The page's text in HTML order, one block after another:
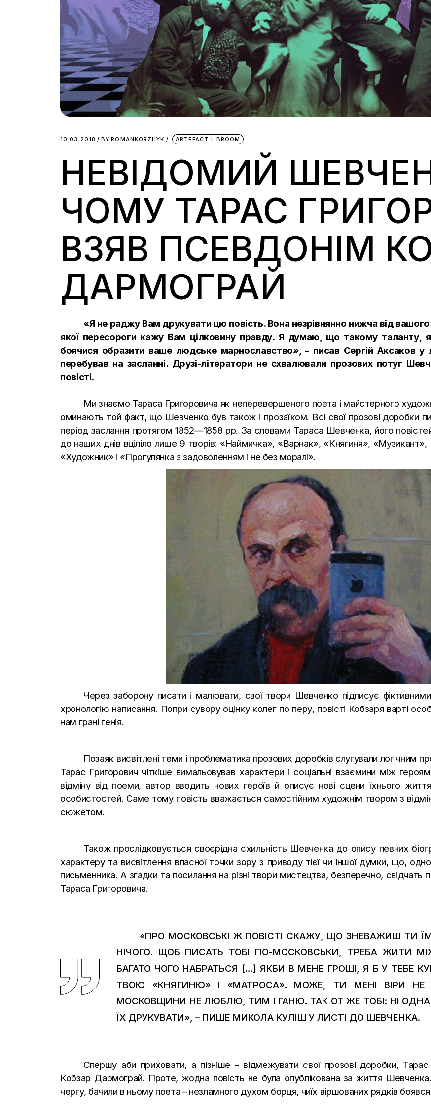
10.03.2018 BY ROMANKORZHYK ARTEFACT.LIBROOM
НЕВІДОМИЙ
ЧОМУ ТАРАС
ВЗЯВ ПСЕВДОНІМ
ДАРМОГРАЙ
«Я не раджу Вам друкувати цю повість. Вона незрівнянно нижча від
якої пересороги кажу Вам цілковину правду. Я думаю, що такому таланту,
боячися образити ваше людське марнославство», – писав Сергій Аксаков
перебував на засланні. Друзі-літератори не схвалювали прозових потуг
повісті.
Ми знаємо Тараса Григоровича як неперевершеного поета і майстерного
оминають той факт, що Шевченко був також і прозаїком. Всі свої прозові доробки
період заслання протягом 1852—1858 рр. За словами Тараса Шевченка, його
до наших днів вціліло лише 9 творів: «Наймичка», «Варнак», «Княгиня»,
«Художник» і «Прогулянка з задоволенням і не без моралі».
Через заборону писати і малювати, свої твори Шевченко підписує
хронологію написання. Попри сувору оцінку колег по перу, повісті Кобзаря варті
нам грані генія.
Позаяк висвітлені теми і проблематика прозових доробків слугували логічним
Тарас Григорович чіткіше вимальовував характери і соціальні взаємини між
відміну від поеми, автор вводить нових героїв й описує нові сцени їхнього
особистостей. Саме тому повість вважається самостійним художнім твором з
сюжетом.
Також прослідковується своєрідна схильність Шевченка до опису певних
характеру та висвітлення власної точки зору з приводу тієї чи іншої думки, що,
письменника. А згадки та посилання на різні твори мистецтва, безперечно, свідчать
Тараса Григоровича.
«ПРО МОСКОВСЬКІ Ж ПОВІСТІ СКАЖУ, ЩО ЗНЕВАЖИШ ТИ
НІЧОГО. ЩОБ ПИСАТЬ ТОБІ ПО-МОСКОВСЬКИ, ТРЕБА ЖИТИ
БАГАТО ЧОГО НАБРАТЬСЯ […] ЯКБИ В МЕНЕ ГРОШІ, Я Б У ТЕБЕ
ТВОЮ «КНЯГИНЮ» І «МАТРОСА». МОЖЕ, ТИ МЕНІ ВІРИ
МОСКОВЩИНИ НЕ ЛЮБЛЮ, ТИМ І ГАНЮ. ТАК ОТ ЖЕ ТОБІ: НІ
ЇХ ДРУКУВАТИ», – ПИШЕ МИКОЛА КУЛІШ У ЛИСТІ ДО ШЕВЧЕНКА.
Спершу аби приховати, а пізніше – відмежувати свої прозові доробки,
Кобзар Дармограй. Проте, жодна повість не була опублікована за життя
чергу, бачили в ньому поета – незламного духом борця, чиїх віршованих рядків